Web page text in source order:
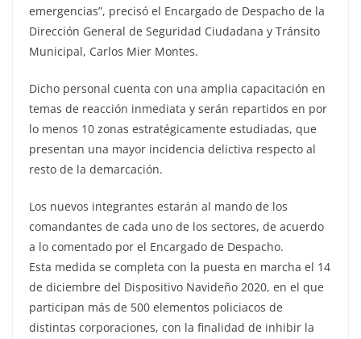
emergencias”, precisó el Encargado de Despacho de la
Dirección General de Seguridad Ciudadana y Tránsito
Municipal, Carlos Mier Montes.
Dicho personal cuenta con una amplia capacitación en
temas de reacción inmediata y serán repartidos en por
lo menos 10 zonas estratégicamente estudiadas, que
presentan una mayor incidencia delictiva respecto al
resto de la demarcación.
Los nuevos integrantes estarán al mando de los
comandantes de cada uno de los sectores, de acuerdo
a lo comentado por el Encargado de Despacho.
Esta medida se completa con la puesta en marcha el 14
de diciembre del Dispositivo Navideño 2020, en el que
participan más de 500 elementos policiacos de
distintas corporaciones, con la finalidad de inhibir la